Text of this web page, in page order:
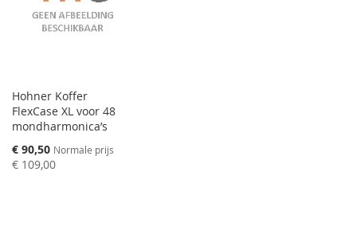
Hohner Koffer
FlexCase XL voor 48
mondharmonica’s
Speciale
prijs
€ 90,50 Normale prijs
€ 109,00